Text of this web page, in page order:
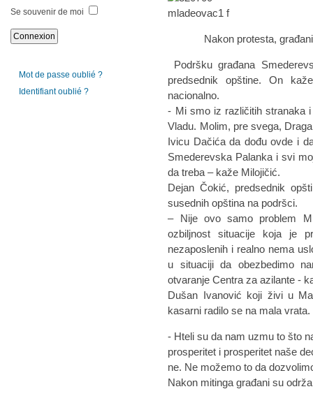
Nakon protesta, građani
Podršku građana
predsednik opštine. On
nacionalno.
- Mi smo iz različitih stranaka
Vladu. Molim, pre svega,
Ivicu Dačića da dođu ovde i
Smederevska Palanka i svi
da treba – kaže Milojičić.
Dejan Čokić, predsednik
susednih opština na podršci.
– Nije ovo samo problem
ozbiljnost situacije koja je
nezaposlenih i realno nema
u situaciji da obezbedimo
otvaranje Centra za azilante -
Dušan Ivanović koji živi u
kasarni radilo se na mala vrata.
- Hteli su da nam uzmu to što
prosperitet i prosperitet naše
ne. Ne možemo to da
Nakon mitinga građani su
Se souvenir de moi
Mot de passe oublié ?
Identifiant oublié ?